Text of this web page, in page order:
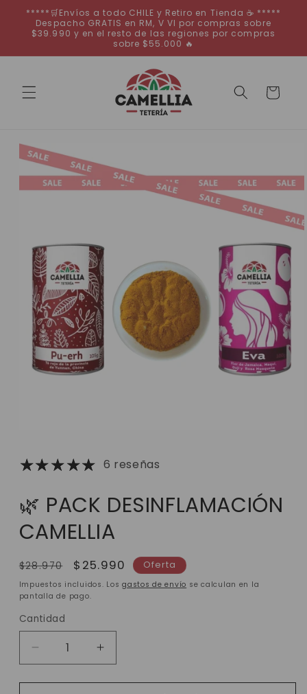
directamente
al contenido
*****🛒Envíos a todo CHILE y Retiro en Tienda ☕ *****
Despacho GRATIS en RM, V VI por compras sobre
$39.990 y en el resto de las regiones por compras
sobre $55.000 🔥
Carrito
directamente
a la
información
del producto
6 reseñas
🌿 PACK DESINFLAMACIÓN
CAMELLIA
Precio
habitual
$28.970
Precio
de
oferta
$25.990 Oferta
Impuestos incluidos. Losgastos de envío se calculan en la
pantalla de pago.
Cantidad
Reducir
cantidad
para
Aumentar
cantidad
para